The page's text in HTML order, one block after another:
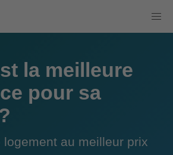
la meilleure
pour sa
au meilleur prix